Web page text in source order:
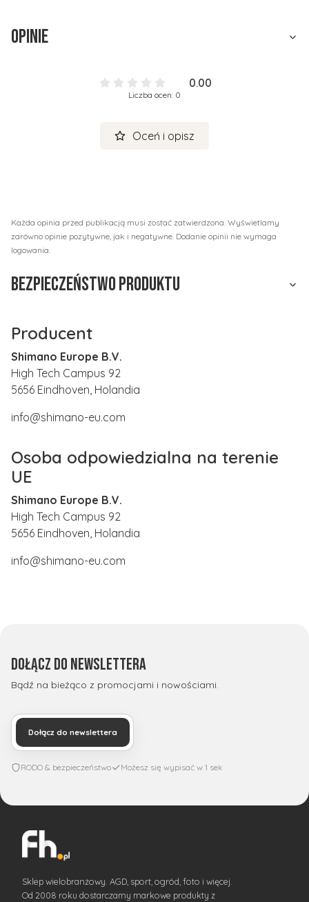
Opinie
0.00
Liczba ocen: 0
Oceń i opisz
Każda opinia przed publikacją musi zostać zatwierdzona. Wyświetlamy
zarówno opinie pozytywne, jak i negatywne. Dodanie opinii nie wymaga
logowania.
Bezpieczeństwo produktu
Producent
Shimano Europe B.V.
High Tech Campus 92
5656 Eindhoven, Holandia
info@shimano-eu.com
Osoba odpowiedzialna na terenie
UE
Shimano Europe B.V.
High Tech Campus 92
5656 Eindhoven, Holandia
info@shimano-eu.com
Dołącz do newslettera
Bądź na bieżąco z promocjami i nowościami.
Dołącz do newslettera
RODO & bezpieczeństwo Możesz się wypisać w 1 sek
Sklep wielobranżowy. AGD, sport, ogród, foto i więcej.
Od 2008 roku dostarczamy markowe produkty z